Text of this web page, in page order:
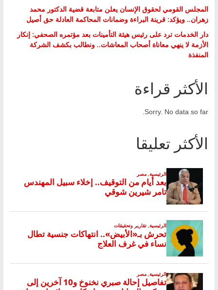
المجلس القومي لحقوق الإنسان يعلن متابعة قضية الدكتور محمد
زهران.. ويؤكد: قرينة البراءة وضمانات المحاكمة العادلة حق أصيل
دار الخدمات ترد على رئيس هيئة التأمينات بعد مؤتمره الصحفي: إنكار
الأزمة لا ينهي معاناة أصحاب المعاشات.. ونطالب بكشف الشركة
المنفذة
الأكثر قراءة
Sorry. No data so far.
الأكثر تعليقا